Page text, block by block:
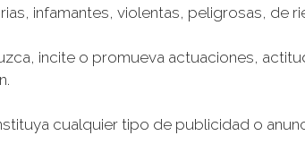
infamantes, violentas, peligrosas, de
incite o promueva actuaciones,
cualquier tipo de publicidad o